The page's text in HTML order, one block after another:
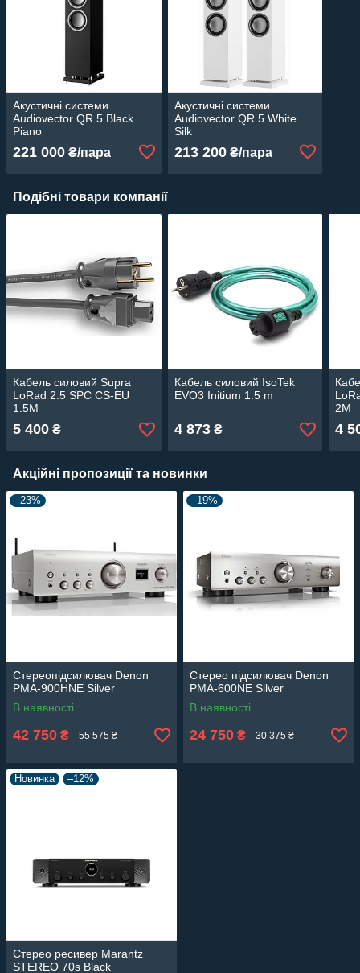
Акустичні системи
Audiovector QR 5 Black
Piano
221 000 ₴/пара
Акустичні системи
Audiovector QR 5 White
Silk
213 200₴/пара
Подібні товари компанії
Кабель силовий Supra
LoRad 2.5 SPC CS-EU
1.5M
5 400 ₴
Кабель силовий IsoTek
EVO3 Initium 1.5 m
4 873₴
2M
4
Акційні пропозиції та новинки
–23%
Стереопідсилювач Denon
PMA-900HNE Silver
В наявності
42 750 ₴ 55 575 ₴
–19%
Стерео підсилювач Denon
PMA-600NE Silver
В наявності
24 750 ₴ 30 375 ₴
Новинка –12%
Стерео ресивер Marantz
STEREO 70s Black